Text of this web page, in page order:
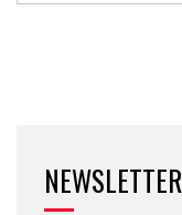
NEWSLETTER